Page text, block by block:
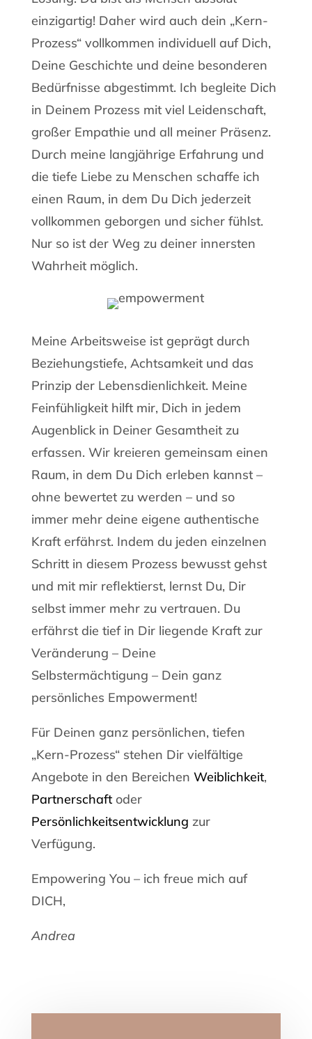
einzigartig! Daher wird auch dein „Kern-
Prozess“ vollkommen individuell auf Dich,
Deine Geschichte und deine besonderen
Bedürfnisse abgestimmt. Ich begleite Dich
in Deinem Prozess mit viel Leidenschaft,
großer Empathie und all meiner Präsenz.
Durch meine langjährige Erfahrung und
die tiefe Liebe zu Menschen schaffe ich
einen Raum, in dem Du Dich jederzeit
vollkommen geborgen und sicher fühlst.
Nur so ist der Weg zu deiner innersten
Wahrheit möglich.
Meine Arbeitsweise ist geprägt durch
Beziehungstiefe, Achtsamkeit und das
Prinzip der Lebensdienlichkeit. Meine
Feinfühligkeit hilft mir, Dich in jedem
Augenblick in Deiner Gesamtheit zu
erfassen. Wir kreieren gemeinsam einen
Raum, in dem Du Dich erleben kannst –
ohne bewertet zu werden – und so
immer mehr deine eigene authentische
Kraft erfährst. Indem du jeden einzelnen
Schritt in diesem Prozess bewusst gehst
und mit mir reflektierst, lernst Du, Dir
selbst immer mehr zu vertrauen. Du
erfährst die tief in Dir liegende Kraft zur
Veränderung – Deine
Selbstermächtigung – Dein ganz
persönliches Empowerment!
Für Deinen ganz persönlichen, tiefen
„Kern-Prozess“ stehen Dir vielfältige
Angebote in den Bereichen Weiblichkeit,
Partnerschaftoder
Persönlichkeitsentwicklung zur
Verfügung.
Empowering You – ich freue mich auf
DICH,
Andrea